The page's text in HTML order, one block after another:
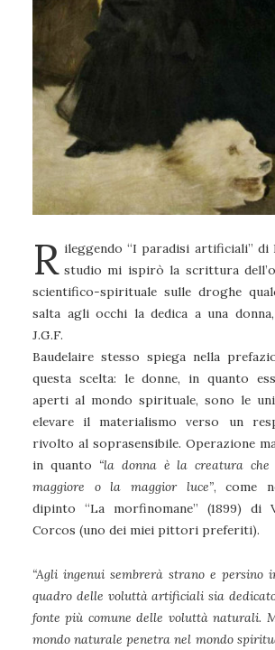
R ileggendo “I paradisi artificiali” di
studio mi ispirò la scrittura
scientifico-spirituale sulle droghe
salta agli occhi la dedica a una
J.G.F.
Baudelaire stesso spiega nella
questa scelta: le donne, in quanto
aperti al mondo spirituale, sono le
elevare il materialismo verso un
rivolto al soprasensibile. Operazione
in quanto “la donna è la creatura che
maggiore o la maggior luce”, come
dipinto “La morfinomane” (1899) di
Corcos (uno dei miei pittori preferiti).
“Agli ingenui sembrerà strano e persino
quadro delle voluttà artificiali sia
fonte più comune delle voluttà naturali.
mondo naturale penetra nel mondo